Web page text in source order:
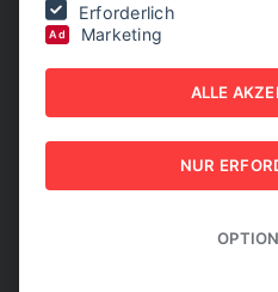
COPILOT-
01. JULI 2026
Erforderlich
Ad Marketing
ALLE
NUR